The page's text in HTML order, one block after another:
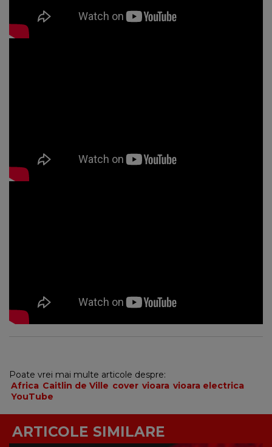
Poate vrei mai multe articole despre:
Africa Caitlin de Ville cover vioara vioara electrica
YouTube
ARTICOLE SIMILARE